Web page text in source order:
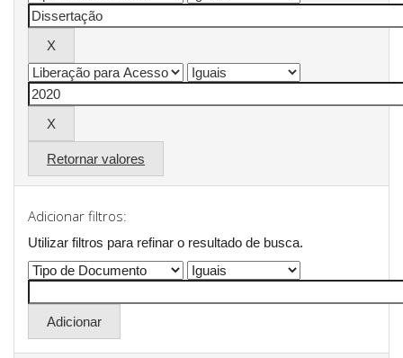
Retornar valores
Adicionar filtros:
Utilizar filtros para refinar o resultado de busca.